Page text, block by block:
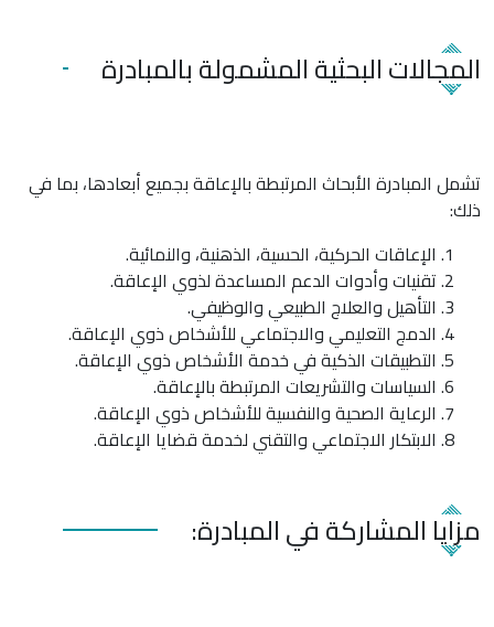
المجالات البحثية المشمولة بالمبادرة
تشمل المبادرة الأبحاث المرتبطة بالإعاقة بجميع أبعادها، بما في
ذلك:
الإعاقات الحركية، الحسية، الذهنية، والنمائية.
تقنيات وأدوات الدعم المساعدة لذوي الإعاقة.
التأهيل والعلاج الطبيعي والوظيفي.
الدمج التعليمي والاجتماعي للأشخاص ذوي الإعاقة.
التطبيقات الذكية في خدمة الأشخاص ذوي الإعاقة.
السياسات والتشريعات المرتبطة بالإعاقة.
الرعاية الصحية والنفسية للأشخاص ذوي الإعاقة.
الابتكار الاجتماعي والتقني لخدمة قضايا الإعاقة.
مزايا المشاركة في المبادرة: